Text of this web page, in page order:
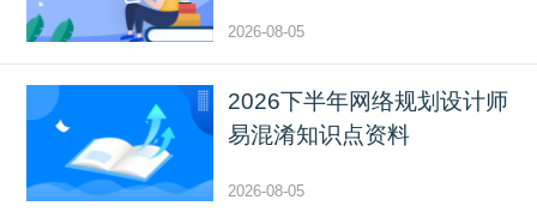
2026-08-05
2026下半年网络规划设计师
易混淆知识点资料
2026-08-05